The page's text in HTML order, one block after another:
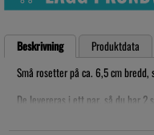
Beskrivning Produktdata
Små rosetter på ca. 6,5 cm bredd,
De levereras i ett par, så du har
uppsättning eller på toffsarna på